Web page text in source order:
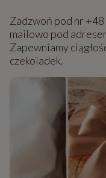
Zadzwoń pod nr
mailowo pod
Zapewniamy
czekoladek.